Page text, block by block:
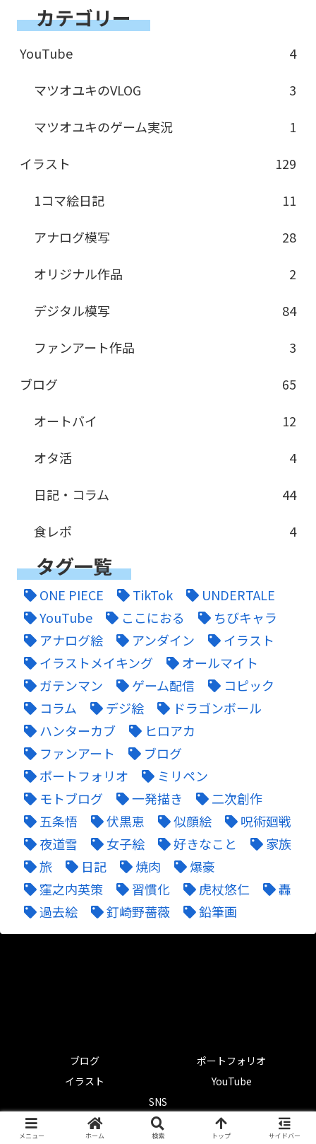
カテゴリー
YouTube
4
マツオユキのVLOG
3
マツオユキのゲーム実況
1
イラスト
129
1コマ絵日記
11
アナログ模写
28
オリジナル作品
2
デジタル模写
84
ファンアート作品
3
ブログ
65
オートバイ
12
オタ活
4
日記・コラム
44
食レポ
4
タグ一覧
ONE PIECE TikTok
UNDERTALE
YouTube
ここにおる
ちびキャラ
アナログ絵
アンダイン
イラスト
イラストメイキング
オールマイト
ガテンマン
ゲーム配信
コピック
コラム
デジ絵
ドラゴンボール
ハンターカブ
ヒロアカ
ファンアート
ブログ
ポートフォリオ
ミリペン
モトブログ
一発描き
二次創作
五条悟
伏黒恵 似顔絵
呪術廻戦
夜道雪
女子絵 好きなこと
家族
旅
日記 焼肉
爆豪
窪之内英策
習慣化 虎杖悠仁
轟
過去絵
釘崎野薔薇 鉛筆画
ブログ
ポートフォリオ
イラスト
YouTube
SNS
© 2021-2026 マツオユキのブログ.
メニュー ホーム 検索 トップ サイドバー